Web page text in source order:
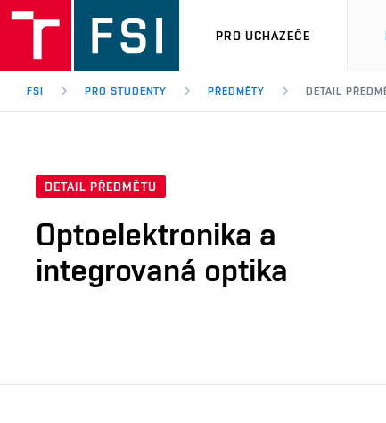
PRO UCHAZEČE
FSI PRO STUDENTY PŘEDMĚTY DETAIL
DETAIL PŘEDMĚTU
Optoelektronika a
integrovaná optika